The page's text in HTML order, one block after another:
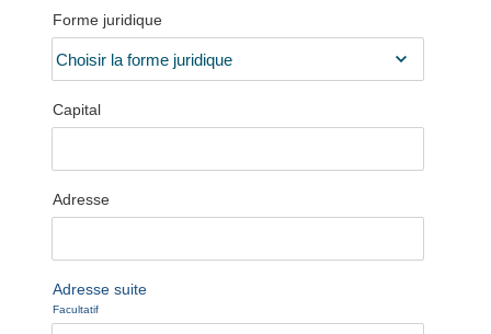
Forme juridique
Capital
Adresse
Adresse suite
Facultatif